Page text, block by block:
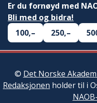
Er du fornøyd med
Bli med og bidra!
100,–
250,–
© Det Norske
Redaksjonen holder til i